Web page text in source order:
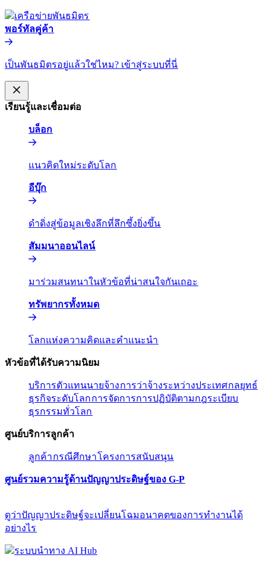
พอร์ทัลคู่ค้า​​
เป็นพันธมิตรอยู่แล้วใช่ไหม? เข้าสู่ระบบที่นี่​​
เรียนรู้และเชื่อมต่อ​​
บล็อก​​
แนวคิดใหม่ระดับโลก​​
อีบุ๊ก​​
ดำดิ่งสู่ข้อมูลเชิงลึกที่ลึกซึ้งยิ่งขึ้น​​
สัมมนาออนไลน์​​
มาร่วมสนทนาในหัวข้อที่น่าสนใจกันเถอะ​​
ทรัพยากรทั้งหมด​​
โลกแห่งความคิดและคำแนะนำ​​
หัวข้อที่ได้รับความนิยม​​
บริการตัวแทนนายจ้าง​​การว่าจ้างระหว่างประเทศ​​กลยุทธ์
ธุรกิจระดับโลก​​การจัดการการปฏิบัติตามกฎระเบียบ​​
ธุรกรรมทั่วโลก​​
ศูนย์บริการลูกค้า​​
ลูกค้า​​กรณีศึกษา​​โครงการสนับสนุน​​
ศูนย์รวมความรู้ด้านปัญญาประดิษฐ์ของ G-P​​
ดูว่าปัญญาประดิษฐ์จะเปลี่ยนโฉมอนาคตของการทำงานได้
อย่างไร​​